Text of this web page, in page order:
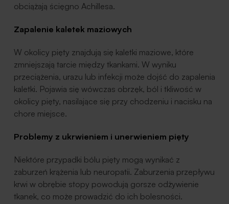
obciążają ścięgno Achillesa.
Zapalenie kaletek maziowych
W okolicy pięty znajdują się kaletki maziowe, które
zmniejszają tarcie między tkankami. W wyniku
przeciążenia, urazu lub infekcji może dojść do zapalenia
kaletki. Pojawia się wówczas obrzęk, ból i tkliwość w
okolicy pięty, nasilające się przy chodzeniu i nacisku na
chore miejsce.
Problemy z ukrwieniem i unerwieniem pięty
Niektóre przypadki bólu pięty mogą wynikać z
zaburzeń krążenia lub neuropatii. Zaburzenia przepływu
krwi w obrębie stopy powodują gorsze odżywienie
tkanek, co może prowadzić do ich bolesności.